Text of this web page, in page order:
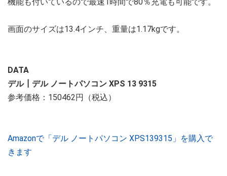
画面のサイズは13.4インチ、重量は1.17kgです。
DATA
デル┃デル ノートパソコン XPS 13 9315
参考価格：150462円（税込）
Amazonで「デル ノートパソコン XPS139315」を購入で
きます